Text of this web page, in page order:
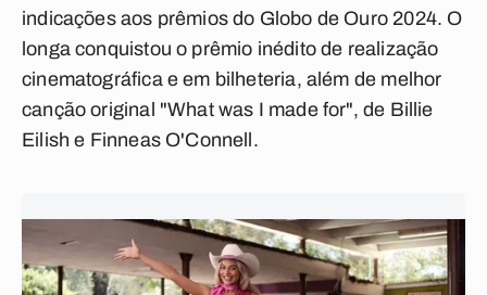
indicações aos prêmios do Globo de Ouro 2024. O
longa conquistou o prêmio inédito de realização
cinematográfica e em bilheteria, além de melhor
canção original "What was I made for", de Billie
Eilish e Finneas O'Connell.